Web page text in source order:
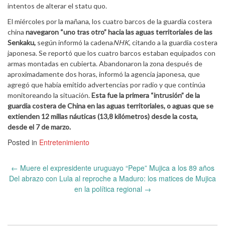
intentos de alterar el statu quo.
El miércoles por la mañana, los cuatro barcos de la guardia costera
china navegaron “uno tras otro” hacia las aguas territoriales de las
Senkaku, según informó la cadenaNHK, citando a la guardia costera
japonesa. Se reportó que los cuatro barcos estaban equipados con
armas montadas en cubierta. Abandonaron la zona después de
aproximadamente dos horas, informó la agencia japonesa, que
agregó que había emitido advertencias por radio y que continúa
monitoreando la situación.Esta fue la primera “intrusión” de la
guardia costera de China en las aguas territoriales, o aguas que se
extienden 12 millas náuticas (13,8 kilómetros) desde la costa,
desde el 7 de marzo.
Posted in Entretenimiento
Post
navigation
← Muere el expresidente uruguayo “Pepe” Mujica a los 89 años
Del abrazo con Lula al reproche a Maduro: los matices de Mujica
en la política regional →